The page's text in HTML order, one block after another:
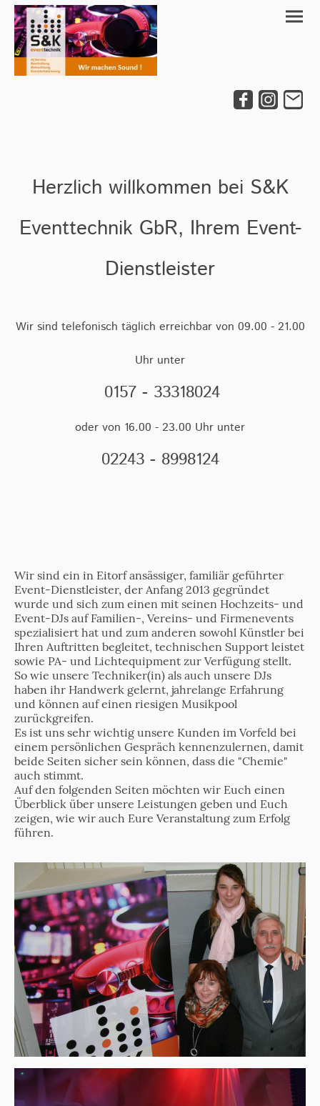
Herzlich willkommen bei S&K
Eventtechnik GbR, Ihrem Event-
Dienstleister
Wir sind telefonisch täglich erreichbar von 09.00 - 21.00
Uhr unter
0157 - 33318024
oder von 16.00 - 23.00 Uhr unter
02243 - 8998124
Wir sind ein in Eitorf ansässiger, familiär geführter
Event-Dienstleister, der Anfang 2013 gegründet
wurde und sich zum einen mit seinen Hochzeits- und
Event-DJs auf Familien-, Vereins- und Firmenevents
spezialisiert hat und zum anderen sowohl Künstler bei
Ihren Auftritten begleitet, technischen Support leistet
sowie PA- und Lichtequipment zur Verfügung stellt.
So wie unsere Techniker(in) als auch unsere DJs
haben ihr Handwerk gelernt, jahrelange Erfahrung
und können auf einen riesigen Musikpool
zurückgreifen.
Es ist uns sehr wichtig unsere Kunden im Vorfeld bei
einem persönlichen Gespräch kennenzulernen, damit
beide Seiten sicher sein können, dass die "Chemie"
auch stimmt.
Auf den folgenden Seiten möchten wir Euch einen
Überblick über unsere Leistungen geben und Euch
zeigen, wie wir auch Eure Veranstaltung zum Erfolg
führen.